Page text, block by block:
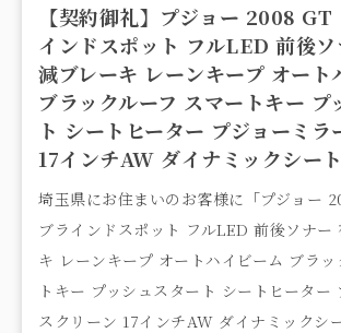
【契約御礼】プジョー 2008
インドスポット フルLED 前後
減ブレーキ レーンキープ オート
ブラックルーフ スマートキー プ
ト シートヒーター プジョーミラ
17インチAW ダイナミックシート
埼玉県にお住まいのお客様に「プジョ
ブラインドスポット フルLED 前後ソナー
キ レーンキープ オートハイビーム ブラ
トキー プッシュスタート シートヒーター
スクリーン 17インチAW ダイナミックシ